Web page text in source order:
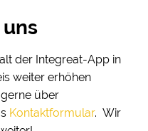
der Integreat-App in
weiter erhöhen
über
Kontaktformular. Wir